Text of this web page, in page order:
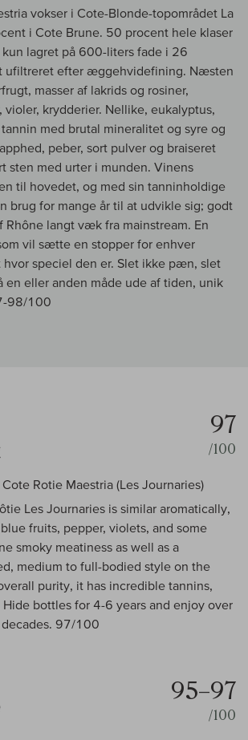
vokser i Cote-Blonde-topområdet La
i Cote Brune. 50 procent hele klaser
lagret på 600-liters fade i 26
ufiltreret efter æggehvidefining. Næsten
masser af lakrids og rosiner,
krydderier. Nellike, eukalyptus,
med brutal mineralitet og syre og
peber, sort pulver og braiseret
sten med urter i munden. Vinens
til hovedet, og med sin tanninholdige
brug for mange år til at udvikle sig; godt
Rhône langt væk fra mainstream. En
vil sætte en stopper for enhver
speciel den er. Slet ikke pæn, slet
en eller anden måde ude af tiden, unik
98/100
97
/100
Cote Rotie Maestria (Les Journaries)
Les Journaries is similar aromatically,
fruits, pepper, violets, and some
smoky meatiness as well as a
medium to full-bodied style on the
purity, it has incredible tannins,
bottles for 4-6 years and enjoy over
97/100
95–97
/100